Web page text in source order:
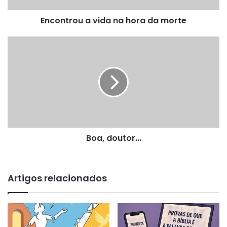
Encontrou a vida na hora da morte
Boa, doutor...
Artigos relacionados